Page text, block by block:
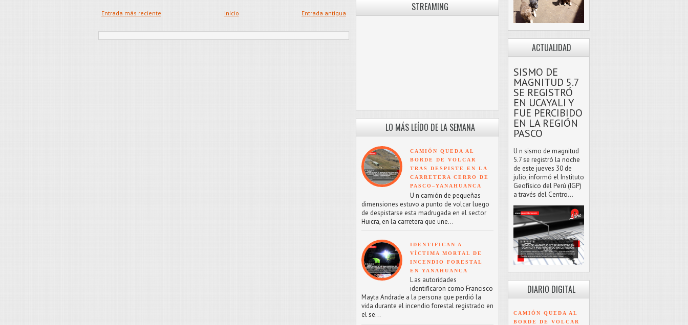
Entrada más reciente Entrada antigua
Inicio STREAMING
LO MÁS LEÍDO DE LA SEMANA
CAMIÓN QUEDA AL
BORDE DE VOLCAR
TRAS DESPISTE EN LA
CARRETERA CERRO DE
PASCO–YANAHUANCA
U n camión de pequeñas
dimensiones estuvo a punto de volcar luego
de despistarse esta madrugada en el sector
Huicra, en la carretera que une...
IDENTIFICAN A
VÍCTIMA MORTAL DE
INCENDIO FORESTAL
EN YANAHUANCA
L as autoridades
identificaron como Francisco
Mayta Andrade a la persona que perdió la
vida durante el incendio forestal registrado en
el se...
ACTUALIDAD
SISMO DE
MAGNITUD 5.7
SE REGISTRÓ
EN UCAYALI Y
FUE PERCIBIDO
EN LA REGIÓN
PASCO
U n sismo de magnitud
5.7 se registró la noche
de este jueves 30 de
julio, informó el Instituto
Geofísico del Perú (IGP)
a través del Centro...
DIARIO DIGITAL
CAMIÓN QUEDA AL
BORDE DE VOLCAR